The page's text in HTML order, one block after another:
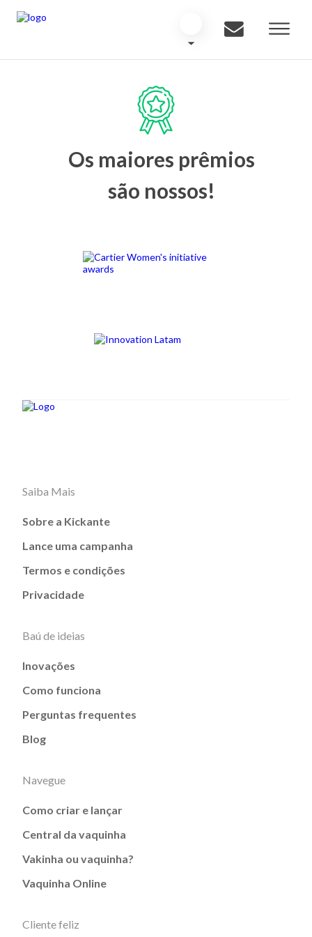
Os maiores prêmios
são nossos!
Saiba Mais
Sobre a Kickante
Lance uma campanha
Termos e condições
Privacidade
Baú de ideias
Inovações
Como funciona
Perguntas frequentes
Blog
Navegue
Como criar e lançar
Central da vaquinha
Vakinha ou vaquinha?
Vaquinha Online
Cliente feliz